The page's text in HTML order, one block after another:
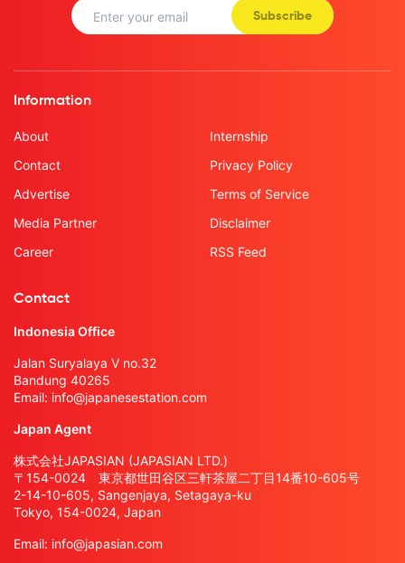
Subscribe
Information
About
Contact
Advertise
Media Partner
Career
Internship
Privacy Policy
Terms of Service
Disclaimer
RSS Feed
Contact
Indonesia Office
Jalan Suryalaya V no.32
Bandung 40265
Email: info@japanesestation.com
Japan Agent
株式会社JAPASIAN (JAPASIAN LTD.)
〒154-0024 東京都世田谷区三軒茶屋二丁目14番10-605号
2-14-10-605, Sangenjaya, Setagaya-ku
Tokyo, 154-0024, Japan
Email: info@japasian.com